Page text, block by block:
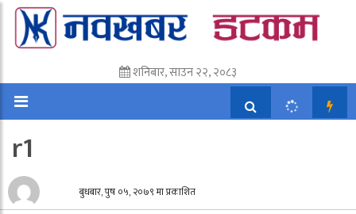
शनिबार, साउन २२, २०८३
r1
बुधबार, पुष ०५, २०७९ मा प्रकाशित